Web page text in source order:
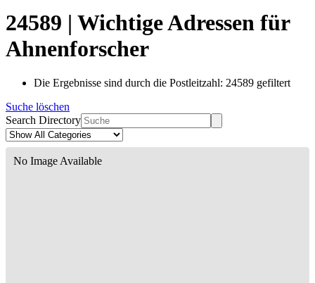
24589 | Wichtige Adressen für
Ahnenforscher
Die Ergebnisse sind durch die Postleitzahl: 24589 gefiltert
Suche löschen
Search Directory
No Image Available